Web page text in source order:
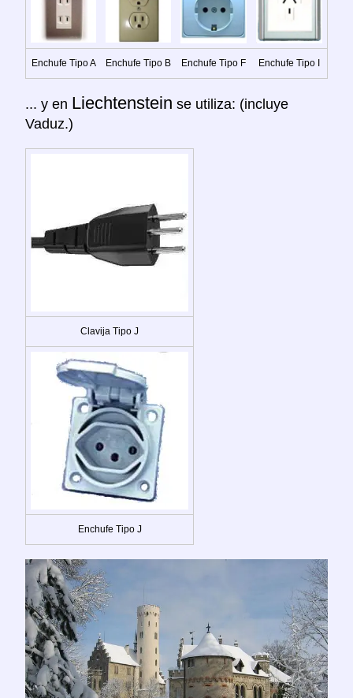
Enchufe Tipo A Enchufe Tipo B Enchufe Tipo F Enchufe Tipo I
... y en Liechtenstein se utiliza: (incluye
Vaduz.)
Clavija Tipo J
Enchufe Tipo J